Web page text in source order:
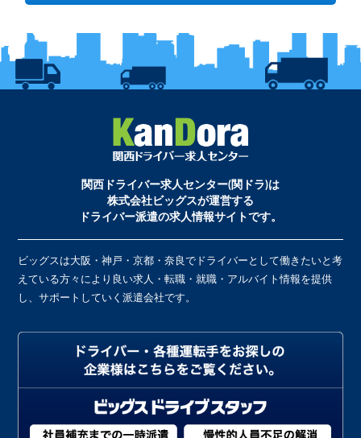
関西ドライバー求人センター(関ドラ)は
株式会社ビッグスが運営する
ドライバー派遣の求人情報サイトです。
ビッグスは大阪・神戸・京都・奈良でドライバーとして働きたいと考
えている方々により良い求人・転職・就職・アルバイト情報を提供
し、サポートしていく派遣会社です。